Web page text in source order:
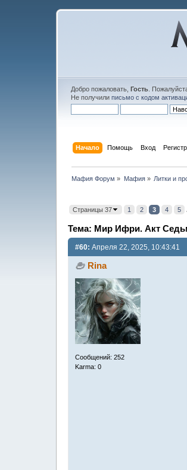
Добро пожаловать,Гость .
Не получилиписьмо с кодом
Начало Помощь Вход
Мафия Форум » Мафия» Литки и
Страницы 37
1 2 3 4 5
Тема: Мир Ифри. Акт
#60: Апреля 22, 2025, 10:43:41
Rina
Сообщений: 252
Karma: 0